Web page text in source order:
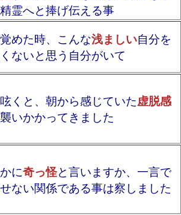
霊へと捧げ伝える事
めた時、こんな浅ましい自分を
ないと思う自分がいて
くと、朝から感じていた虚脱感
いかかってきました
に奇っ怪と言いますか、一言で
ない関係である事は察しました